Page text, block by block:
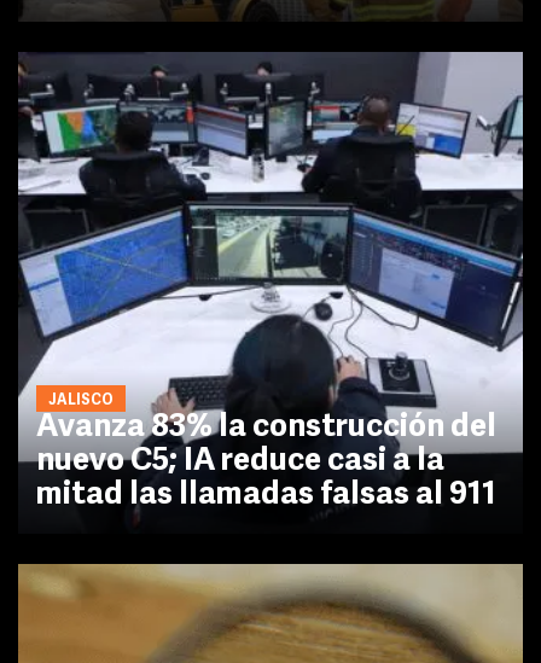
JALISCO
Avanza 83% la construcción del
nuevo C5; IA reduce casi a la
mitad las llamadas falsas al 911